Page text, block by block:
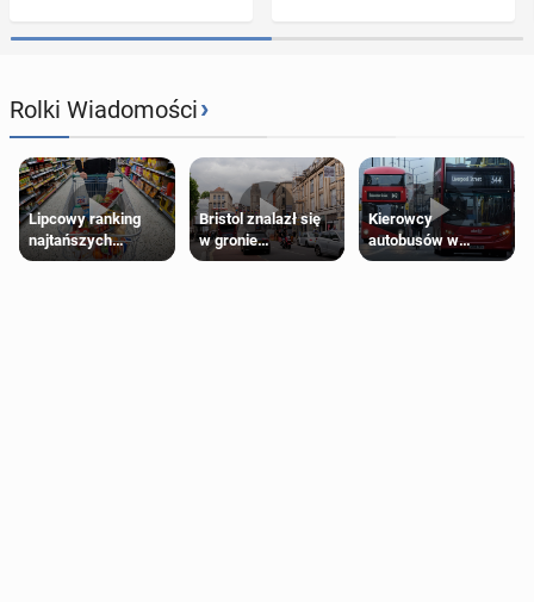
Rolki Wiadomości›
Lipcowy ranking
najtańszych
supermarketów
Bristol znalazł się
w gronie
najlepszych
Kierowcy
autobusów w
Londynie